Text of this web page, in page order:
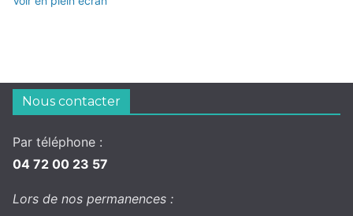
Nous contacter
Par téléphone :
04 72 00 23 57
Lors de nos permanences :